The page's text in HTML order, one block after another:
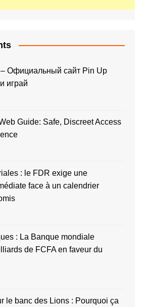
Официальный сайт Pin Up
играй
Guide: Safe, Discreet Access
: le FDR exige une
face à un calendrier
: La Banque mondiale
de FCFA en faveur du
le banc des Lions : Pourquoi ça